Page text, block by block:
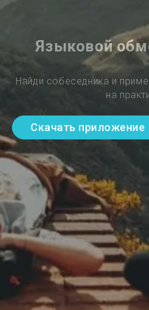
Языковой
Найди собеседника и
на
Скачать приложение